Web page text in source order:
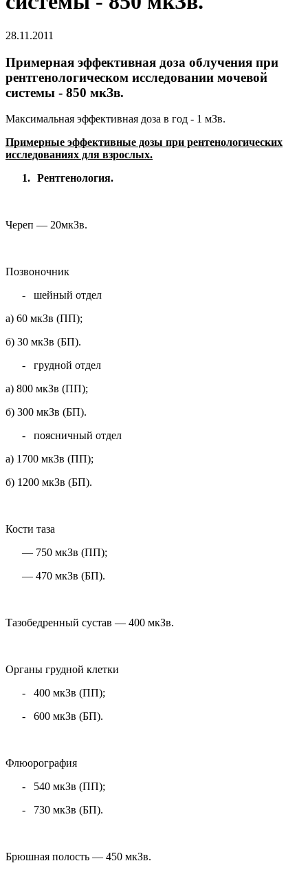
28.11.2011
Примерная эффективная доза облучения при
рентгенологическом исследовании мочевой
системы - 850 мкЗв.
Максимальная эффективная доза в год - 1 мЗв.
Примерные эффективные дозы при рентенологических
исследованиях для взрослых.
1. Рентгенология.
Череп — 20мкЗв.
Позвоночник
-
шейный отдел
а) 60 мкЗв (ПП);
б) 30 мкЗв (БП).
-
грудной отдел
а) 800 мкЗв (ПП);
б) 300 мкЗв (БП).
-
поясничный отдел
а) 1700 мкЗв (ПП);
б) 1200 мкЗв (БП).
Кости таза
— 750 мкЗв (ПП);
— 470 мкЗв (БП).
Тазобедренный сустав — 400 мкЗв.
Органы грудной клетки
-
400 мкЗв (ПП);
-
600 мкЗв (БП).
Флюорография
-
540 мкЗв (ПП);
-
730 мкЗв (БП).
Брюшная полость — 450 мкЗв.